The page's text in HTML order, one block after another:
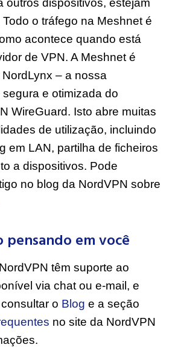
o tráfego na Meshnet é
acontece quando está
de VPN. A Meshnet é
– a nossa
e otimizada do
WireGuard. Isto abre muitas
de utilização, incluindo
em LAN, partilha de ficheiros
a dispositivos. Pode
no blog da NordVPN sobre
em você
têm suporte ao
via chat ou e-mail, e
o Blog e a seção
no site da NordVPN